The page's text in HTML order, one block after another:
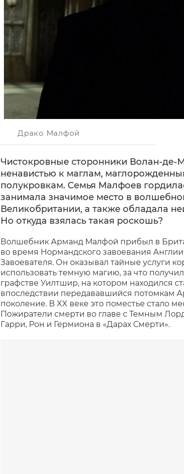
Драко Малфой
Чистокровные сторонники Волан-де-
ненавистью к маглам,
полукровкам. Семья Малфоев
занимала значимое место в
Великобритании, а также обладала
Но откуда взялась такая роскошь?
Волшебник Арманд Малфой прибыл в
во время Нормандского завоевания
Завоевателя. Он оказывал тайные услуги
использовать темную магию, за что
графстве Уилтшир, на котором находился
впоследствии передававшийся потомкам
поколение. В XX веке это поместье стало
Пожиратели смерти во главе с Темным
Гарри, Рон и Гермиона в «Дарах Смерти».